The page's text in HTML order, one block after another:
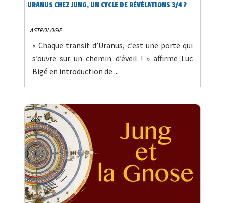
URANUS CHEZ JUNG, UN CYCLE DE RÉVÉLATIONS 3/4 ?
ASTROLOGIE
« Chaque transit d’Uranus, c’est une porte qui
s’ouvre sur un chemin d’éveil ! » affirme Luc
Bigé en introduction de ...